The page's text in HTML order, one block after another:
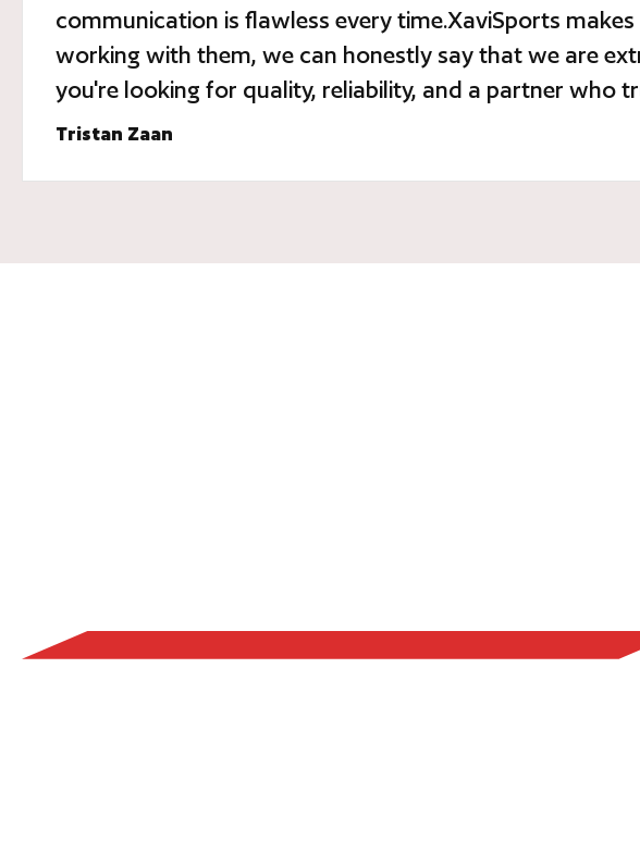
communication is flawless every time.XaviSports
working with them, we can honestly say that we are
you're looking for quality, reliability, and a partner who
Tristan Zaan